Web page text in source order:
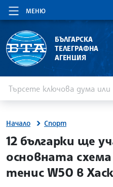
МЕНЮ
БЪЛГАРСКА
ТЕЛЕГРАФНА
АГЕНЦИЯ
Начало Спорт
site.bta
12 българки ще
основната
тенис W50 в